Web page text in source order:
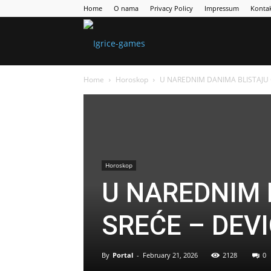
Home O nama Privacy Policy Impressum
Home Horoskop U NAREDNIM DANIMA BLISTAJU
Horoskop
U
SREĆE –
By Portal - February 21, 2026 2128 0